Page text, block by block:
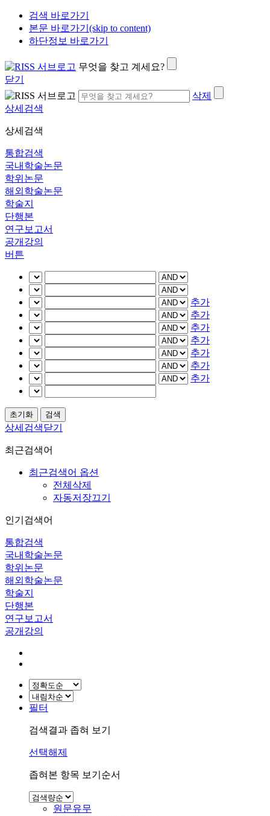
검색 바로가기
본문 바로가기(skip to content)
하단정보 바로가기
무엇을 찾고 계세요?
닫기
삭제
상세검색
상세검색
통합검색
국내학술논문
학위논문
해외학술논문
학술지
단행본
연구보고서
공개강의
버튼
추가
추가
추가
추가
추가
추가
추가
상세검색닫기
최근검색어
최근검색어 옵션
전체삭제
자동저장끄기
인기검색어
통합검색
국내학술논문
학위논문
해외학술논문
학술지
단행본
연구보고서
공개강의
필터
검색결과 좁혀 보기
선택해제
좁혀본 항목 보기순서
원문유무